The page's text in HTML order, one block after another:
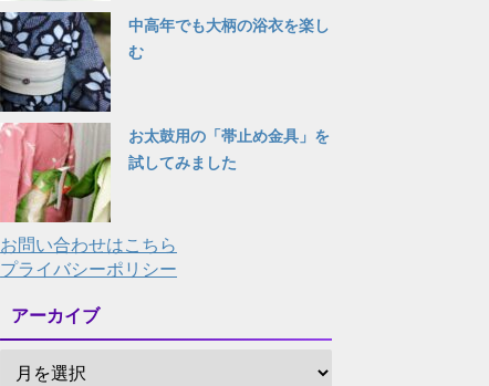
中高年でも大柄の浴衣を楽し
む
お太鼓用の「帯止め金具」を
試してみました
お問い合わせはこちら
プライバシーポリシー
アーカイブ